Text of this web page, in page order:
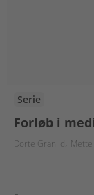
Serie
Forløb i
Dorte Granild